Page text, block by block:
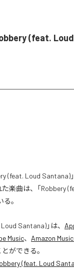
(feat.
(feat. Loud Santana)
楽曲は、「Robbery
。
Santana)」は、
Music、 Amazon
ができる。
(feat. Loud